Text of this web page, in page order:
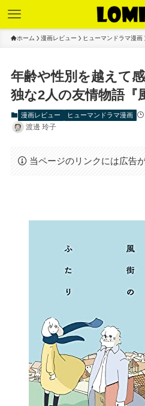
ホーム 漫画レビュー ヒューマンドラマ漫画
年齢や性別を越えて
独な2人の友情物語『
漫画レビュー ヒューマンドラマ漫画
渡邊 玲子
当ページのリンクには広告